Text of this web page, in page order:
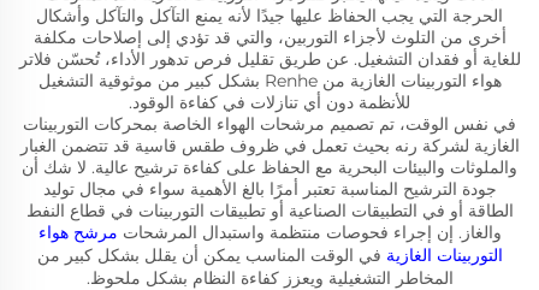
الحرجة التي يجب الحفاظ عليها جيدًا لأنه يمنع التآكل والتآكل وأشكال
أخرى من التلوث لأجزاء التوربين، والتي قد تؤدي إلى إصلاحات مكلفة
للغاية أو فقدان التشغيل. عن طريق تقليل فرص تدهور الأداء، تُحسّن فلاتر
هواء التوربينات الغازية من Renhe بشكل كبير من موثوقية التشغيل
للأنظمة دون أي تنازلات في كفاءة الوقود.
في نفس الوقت، تم تصميم مرشحات الهواء الخاصة بمحركات التوربينات
الغازية لشركة رنه بحيث تعمل في ظروف طقس قاسية قد تتضمن الغبار
والملوثات والبيئات البحرية مع الحفاظ على كفاءة ترشيح عالية. لا شك أن
جودة الترشيح المناسبة تعتبر أمرًا بالغ الأهمية سواء في مجال توليد
الطاقة أو في التطبيقات الصناعية أو تطبيقات التوربينات في قطاع النفط
والغاز. إن إجراء فحوصات منتظمة واستبدال المرشحات مرشح هواء
التوربينات الغازية في الوقت المناسب يمكن أن يقلل بشكل كبير من
المخاطر التشغيلية ويعزز كفاءة النظام بشكل ملحوظ.